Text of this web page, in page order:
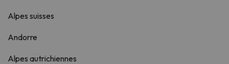
Alpes suisses
Andorre
Alpes autrichiennes